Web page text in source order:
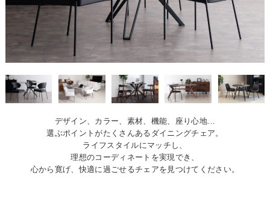
デザイン、カラー、素材、機能、座り心地…
選ぶポイントがたくさんあるダイニングチェア。
ライフスタイルにマッチし、
理想のコーディネートを実現でき、
心から寛げ、快適に過ごせるチェアを見つけてください。